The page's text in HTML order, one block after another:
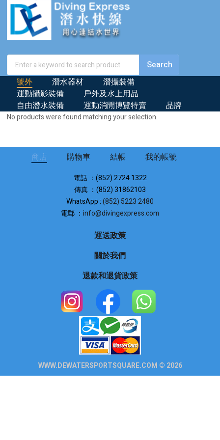
號外 潛水器材
潛攝裝備
運動攝影裝備
戶外及水上用品
自由潛水裝備
運動消閒博覽特賣 品牌
No products were found matching your selection.
商店 購物車 結帳 我的帳號
電話 ：(852) 2724 1322
傳真 ：(852) 31862103
WhatsApp :(852) 5223 2480
電郵 ： info@divingexpress.com
運送政策
關於我們
退款和退貨政策
WWW.DEWATERSPORTSQUARE.COM © 2026